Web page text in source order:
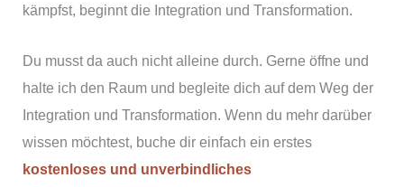
kämpfst, beginnt die Integration und Transformation.
Du musst da auch nicht alleine durch. Gerne öffne und
halte ich den Raum und begleite dich auf dem Weg der
Integration und Transformation. Wenn du mehr darüber
wissen möchtest, buche dir einfach ein erstes
kostenloses und unverbindliches